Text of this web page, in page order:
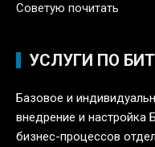
Советую почитать
УСЛУГИ ПО
Базовое и
внедрение и настройка
бизнес-процессов